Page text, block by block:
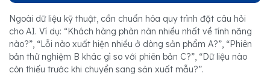
Ngoài dữ liệu kỹ thuật, cần chuẩn hóa quy trình đặt câu hỏi
cho AI. Ví dụ: “Khách hàng phàn nàn nhiều nhất về tính năng
nào?”, “Lỗi nào xuất hiện nhiều ở dòng sản phẩm A?”, “Phiên
bản thử nghiệm B khác gì so với phiên bản C?”, “Dữ liệu nào
còn thiếu trước khi chuyển sang sản xuất mẫu?”.